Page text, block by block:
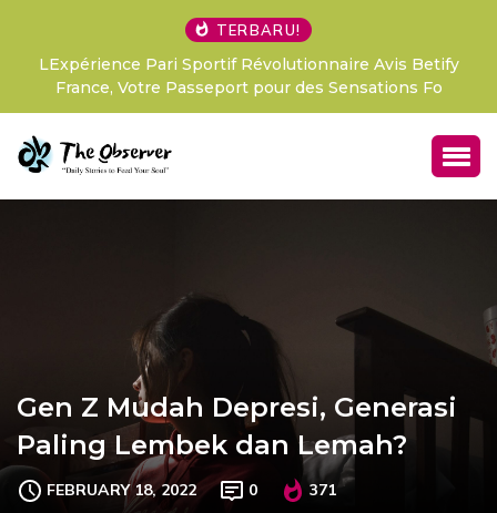
TERBARU!
LExpérience Pari Sportif Révolutionnaire Avis Betify
France, Votre Passeport pour des Sensations Fo
Gen Z Mudah Depresi, Generasi
Paling Lembek dan Lemah?
FEBRUARY 18, 2022 0 371